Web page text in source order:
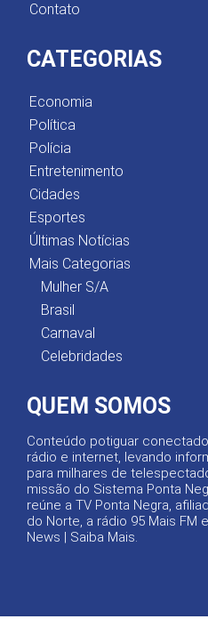
Contato
CATEGORIAS
Economia
Política
Polícia
Entretenimento
Cidades
Esportes
Últimas Notícias
Mais Categorias
Mulher S/A
Brasil
Carnaval
Celebridades
QUEM SOMOS
Conteúdo potiguar
rádio e internet, levando
para milhares de
missão do Sistema Ponta
reúne a TV Ponta Negra,
do Norte, a rádio 95 Mais FM
News | Saiba Mais.